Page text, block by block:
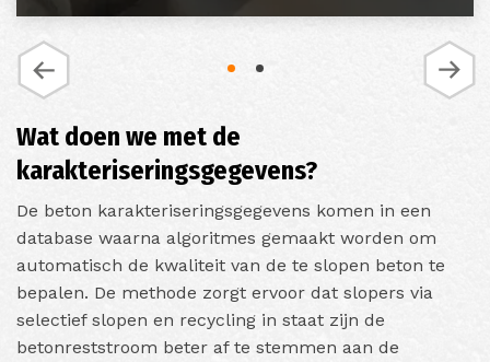
Wat doen we met de
karakteriseringsgegevens?
De beton karakteriseringsgegevens komen in een
database waarna algoritmes gemaakt worden om
automatisch de kwaliteit van de te slopen beton te
bepalen. De methode zorgt ervoor dat slopers via
selectief slopen en recycling in staat zijn de
betonreststroom beter af te stemmen aan de